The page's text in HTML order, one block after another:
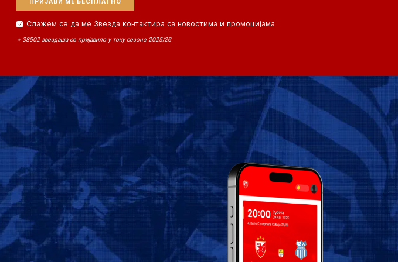
Слажем се да ме Звезда контактира са новостима и промоцијама
⭐ 38502 звездаша се пријавило у току сезоне 2025/26